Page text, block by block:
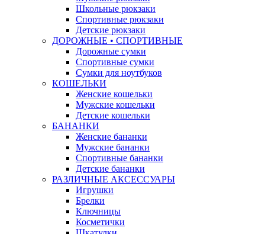
Школьные рюкзаки
Спортивные рюкзаки
Детские рюкзаки
ДОРОЖНЫЕ • СПОРТИВНЫЕ
Дорожные сумки
Спортивные сумки
Сумки для ноутбуков
КОШЕЛЬКИ
Женские кошельки
Мужские кошельки
Детские кошельки
БАНАНКИ
Женские бананки
Мужские бананки
Спортивные бананки
Детские бананки
РАЗЛИЧНЫЕ АКСЕССУАРЫ
Игрушки
Брелки
Ключницы
Косметички